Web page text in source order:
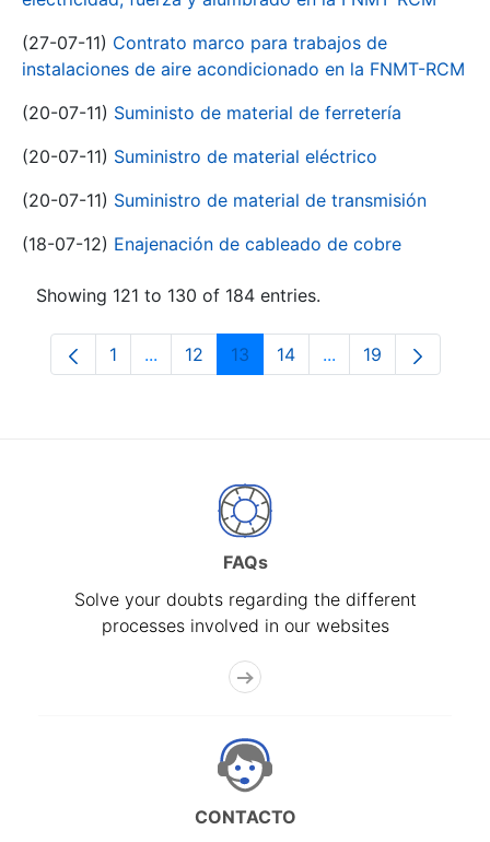
(27-07-11) Contrato marco para trabajos de
instalaciones de aire acondicionado en la FNMT-RCM
(20-07-11) Suministo de material de ferretería
(20-07-11) Suministro de material eléctrico
(20-07-11) Suministro de material de transmisión
(18-07-12) Enajenación de cableado de cobre
Showing 121 to 130 of 184 entries.
Page
1 ...Intermediate Pages Use TAB to navigate.
Page
12 Page
13 Page
14 ...Intermediate
Page
19
FAQs
Solve your doubts regarding the different
processes involved in our websites
CONTACTO